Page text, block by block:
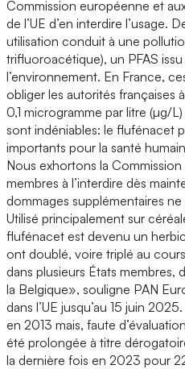
Commission européenne et
de l’UE d’en interdire l’usage.
utilisation conduit à une
trifluoroacétique), un PFAS
l’environnement. En France,
obliger les autorités françaises
0,1 microgramme par litre (µg/
sont indéniables: le flufénacet
importants pour la santé
Nous exhortons la
membres à l’interdire dès
dommages supplémentaires
Utilisé principalement sur
flufénacet est devenu un
ont doublé, voire triplé au
dans plusieurs États membres,
la Belgique», souligne PAN
dans l’UE jusqu’au 15 juin
en 2013 mais, faute
été prolongée à titre
la dernière fois en 2023 pour